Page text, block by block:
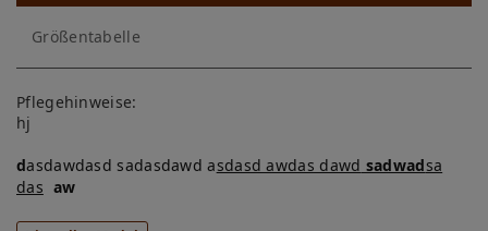
ch
lis
te
Größentabelle
Pflegehinweise:
hj
dasdawdasd sadasdawd asdasd awdas dawd sadwadsa
das aw